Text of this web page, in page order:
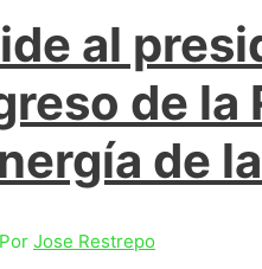
al
de
de
Jose Restrepo